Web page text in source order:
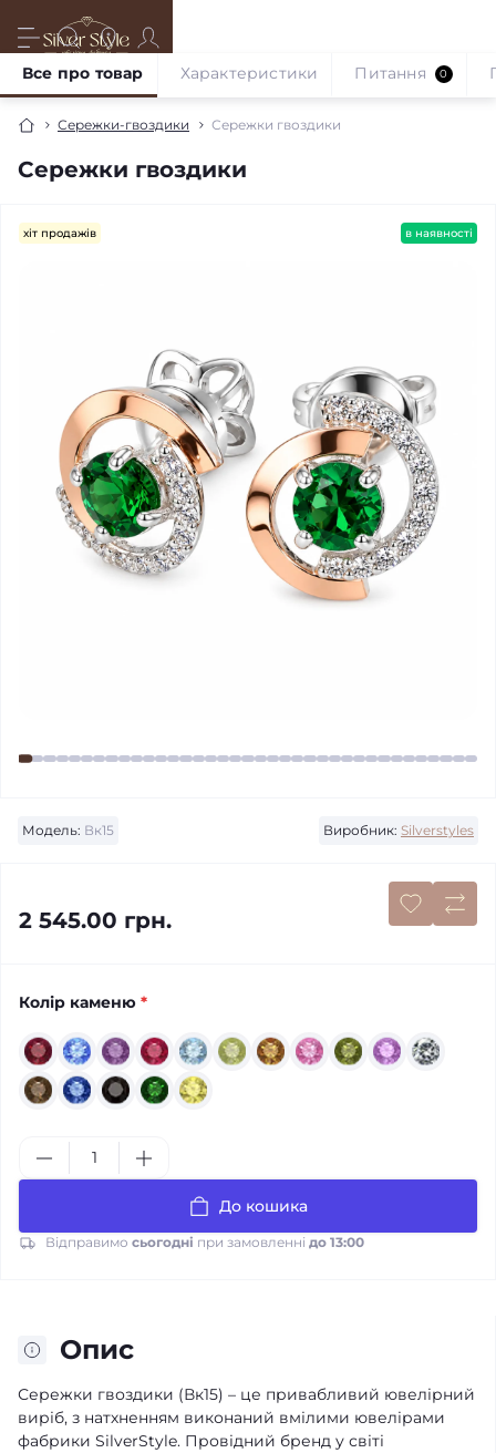
Сережки-гвоздики Сережки гвоздики
Сережки гвоздики
Все про товар Характеристики Питання 0
хіт продажів в наявності
Модель: Вк15 Виробник: Silverstyles
2 545.00 грн.
Колір каменю *
До кошика
Відправимо сьогодні при замовленні до 13:00
Опис
Сережки гвоздики (Вк15) – це привабливий ювелірний
виріб, з натхненням виконаний вмілими ювелірами
фабрики SilverStyle. Провідний бренд у світі